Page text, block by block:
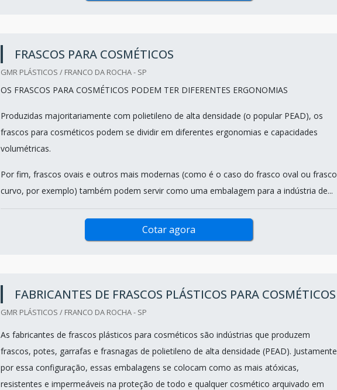
FRASCOS PARA COSMÉTICOS
GMR PLÁSTICOS / FRANCO DA ROCHA - SP
OS FRASCOS PARA COSMÉTICOS PODEM TER DIFERENTES ERGONOMIAS
Produzidas majoritariamente com polietileno de alta densidade (o popular PEAD), os
frascos para cosméticos podem se dividir em diferentes ergonomias e capacidades
volumétricas.
Por fim, frascos ovais e outros mais modernas (como é o caso do frasco oval ou frasco
curvo, por exemplo) também podem servir como uma embalagem para a indústria de...
Cotar agora
FABRICANTES DE FRASCOS PLÁSTICOS PARA COSMÉTICOS
GMR PLÁSTICOS / FRANCO DA ROCHA - SP
As fabricantes de frascos plásticos para cosméticos são indústrias que produzem
frascos, potes, garrafas e frasnagas de polietileno de alta densidade (PEAD). Justamente
por essa configuração, essas embalagens se colocam como as mais atóxicas,
resistentes e impermeáveis na proteção de todo e qualquer cosmético arquivado em